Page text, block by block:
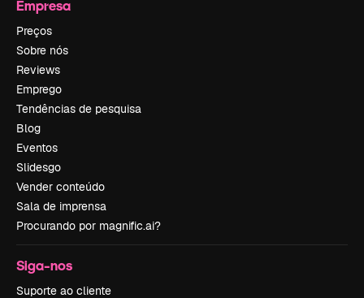
Empresa
Preços
Sobre nós
Reviews
Emprego
Tendências de pesquisa
Blog
Eventos
Slidesgo
Vender conteúdo
Sala de imprensa
Procurando por magnific.ai?
Siga-nos
Suporte ao cliente